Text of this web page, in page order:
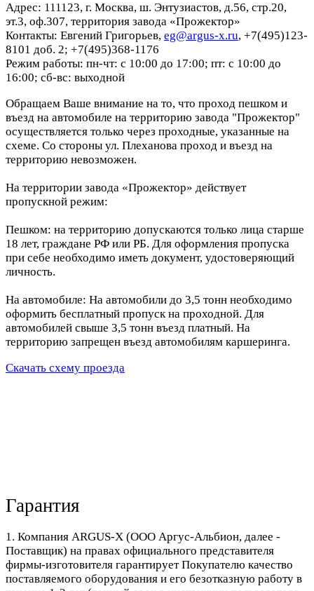
Адрес: 111123, г. Москва, ш. Энтузиастов, д.56, стр.20,
эт.3, оф.307, территория завода «Прожектор»
Контакты: Евгений Григорьев, eg@argus-x.ru, +7(495)123-
8101 доб. 2; +7(495)368-1176
Режим работы: пн-чт: с 10:00 до 17:00; пт: с 10:00 до
16:00; сб-вс: выходной
Обращаем Ваше внимание на то, что проход пешком и
въезд на автомобиле на территорию завода "Прожектор"
осуществляется только через проходные, указанные на
схеме. Со стороны ул. Плеханова проход и въезд на
территорию невозможен.
На территории завода «Прожектор» действует
пропускной режим:
Пешком: на территорию допускаются только лица старше
18 лет, граждане РФ или РБ. Для оформления пропуска
при себе необходимо иметь документ, удостоверяющий
личность.
На автомобиле: На автомобили до 3,5 тонн необходимо
оформить бесплатный пропуск на проходной. Для
автомобилей свыше 3,5 тонн въезд платный. На
территорию запрещен въезд автомобилям каршеринга.
Скачать схему проезда
Гарантия
1. Компания ARGUS-X (ООО Аргус-Альбион, далее -
Поставщик) на правах официального представителя
фирмы-изготовителя гарантирует Покупателю качество
поставляемого оборудования и его безотказную работу в